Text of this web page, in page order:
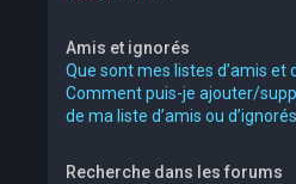
Amis et ignorés
Que sont mes listes d’amis et
Comment puis-je ajouter/
de ma liste d’amis ou
Recherche dans les forums